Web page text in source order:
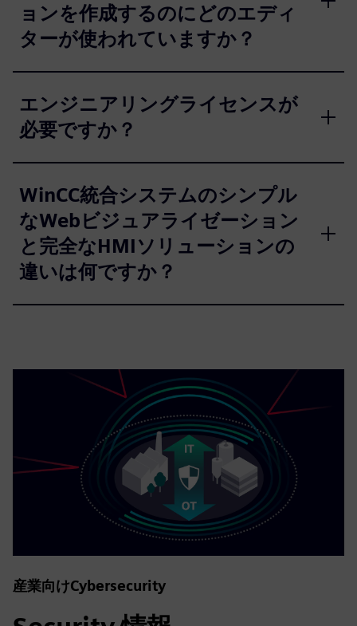
ョンを作成するのにどのエディ
ターが使われていますか？
エンジニアリングライセンスが
必要ですか？
WinCC統合システムのシンプル
なWebビジュアライゼーション
と完全なHMIソリューションの
違いは何ですか？
産業向けCybersecurity